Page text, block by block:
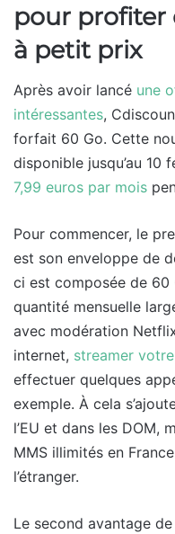
pour profiter
à petit prix
Après avoir lancé une
intéressantes,
forfait 60 Go. Cette
disponible jusqu’au 10
7,99 euros par mois
Pour commencer, le
est son enveloppe de
ci est composée de 60
quantité mensuelle
avec modération
internet, streamer
effectuer quelques
exemple. À cela
l’EU et dans les DOM,
MMS illimités en
l’étranger.
Le second avantage